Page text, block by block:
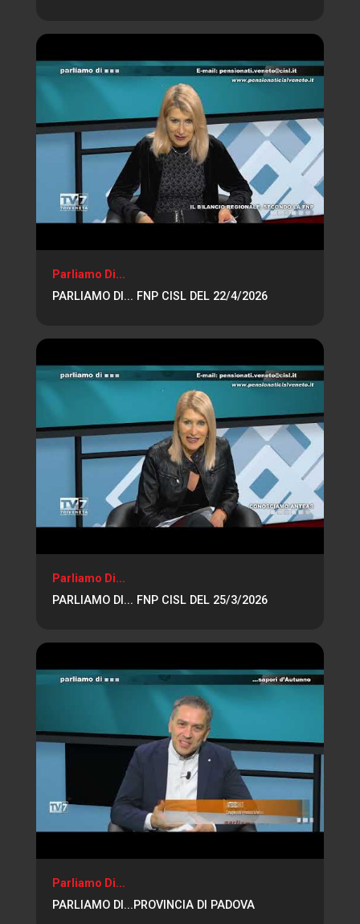
Parliamo Di...
PARLIAMO DI... FNP CISL DEL 22/4/2026
Parliamo Di...
PARLIAMO DI... FNP CISL DEL 25/3/2026
Parliamo Di...
PARLIAMO DI...PROVINCIA DI PADOVA